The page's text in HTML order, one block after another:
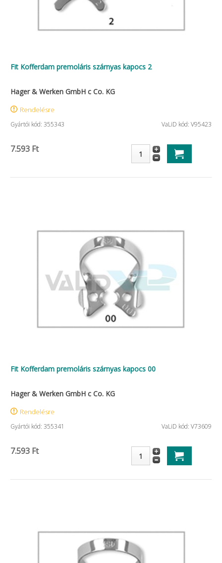
Fit Kofferdam premoláris szárnyas kapocs 2
Hager & Werken GmbH c Co. KG
Rendelésre
Gyártói kód: 355343 VaLiD kód: V95423
7.593 Ft
Fit Kofferdam premoláris szárnyas kapocs 00
Hager & Werken GmbH c Co. KG
Rendelésre
Gyártói kód: 355341 VaLiD kód: V73609
7.593 Ft